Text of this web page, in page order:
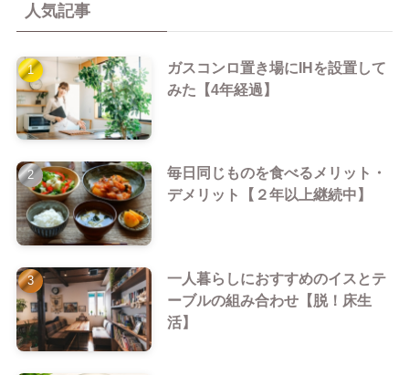
人気記事
ガスコンロ置き場にIHを設置して
みた【4年経過】
毎日同じものを食べるメリット・
デメリット【２年以上継続中】
一人暮らしにおすすめのイスとテ
ーブルの組み合わせ【脱！床生
活】